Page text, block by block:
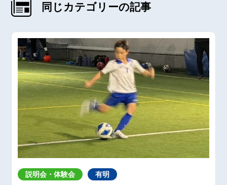
同じカテゴリーの記事
説明会・体験会 有明